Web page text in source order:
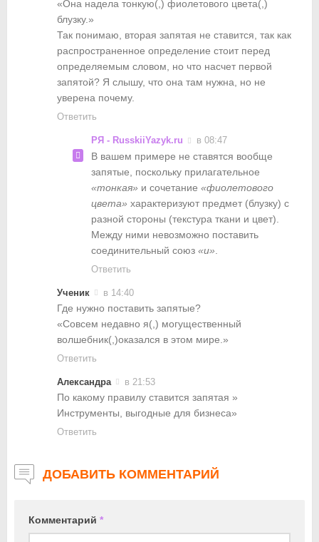
«Она надела тонкую(,) фиолетового цвета(,)
блузку.»
Так понимаю, вторая запятая не ставится, так как
распространенное определение стоит перед
определяемым словом, но что насчет первой
запятой? Я слышу, что она там нужна, но не
уверена почему.
Ответить
РЯ - RusskiiYazyk.ru в 08:47
В вашем примере не ставятся вообще
запятые, поскольку прилагательное
«тонкая» и сочетание «фиолетового
цвета» характеризуют предмет (блузку) с
разной стороны (текстура ткани и цвет).
Между ними невозможно поставить
соединительный союз «и»
Ответить
Ученик в 14:40
Где нужно поставить запятые?
«Совсем недавно я(,) могущественный
волшебник(,)оказался в этом мире.»
Ответить
Александра в 21:53
По какому правилу ставится запятая »
Инструменты, выгодные для бизнеса»
Ответить
ДОБАВИТЬ КОММЕНТАРИЙ
Комментарий *